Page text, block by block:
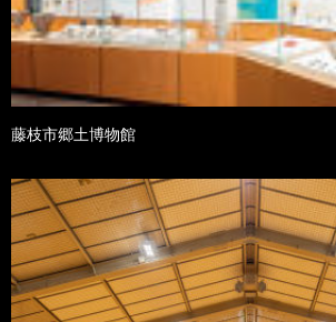
藤枝市郷土博物館